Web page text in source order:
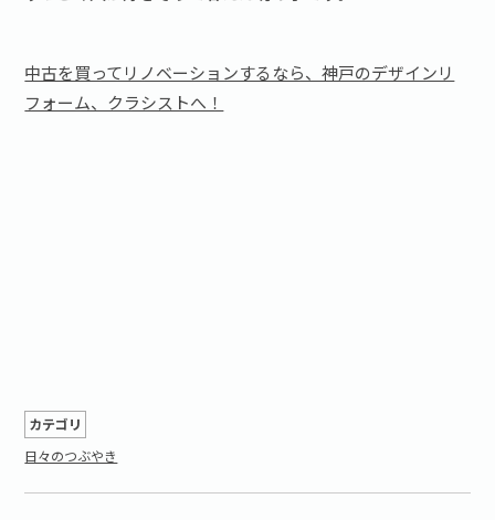
中古を買ってリノベーションするなら、神戸のデザインリ
フォーム、クラシストへ！
カテゴリ
日々のつぶやき